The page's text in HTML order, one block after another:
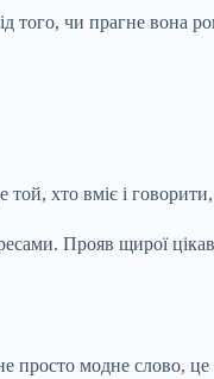
того, чи прагне вона
хто вміє і
Прояв щирої
просто модне слово,